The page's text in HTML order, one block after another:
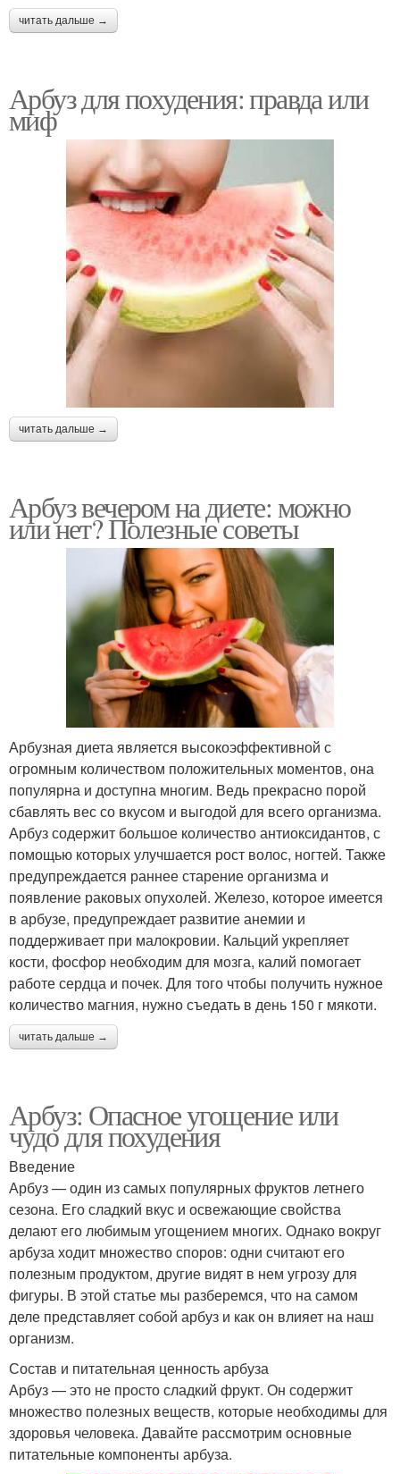
читать дальше →
Арбуз для похудения: правда или
миф
читать дальше →
Арбуз вечером на диете: можно
или нет? Полезные советы
Арбузная диета является высокоэффективной с
огромным количеством положительных моментов, она
популярна и доступна многим. Ведь прекрасно порой
сбавлять вес со вкусом и выгодой для всего организма.
Арбуз содержит большое количество антиоксидантов, с
помощью которых улучшается рост волос, ногтей. Также
предупреждается раннее старение организма и
появление раковых опухолей. Железо, которое имеется
в арбузе, предупреждает развитие анемии и
поддерживает при малокровии. Кальций укрепляет
кости, фосфор необходим для мозга, калий помогает
работе сердца и почек. Для того чтобы получить нужное
количество магния, нужно съедать в день 150 г мякоти.
читать дальше →
Арбуз: Опасное угощение или
чудо для похудения
Введение
Арбуз — один из самых популярных фруктов летнего
сезона. Его сладкий вкус и освежающие свойства
делают его любимым угощением многих. Однако вокруг
арбуза ходит множество споров: одни считают его
полезным продуктом, другие видят в нем угрозу для
фигуры. В этой статье мы разберемся, что на самом
деле представляет собой арбуз и как он влияет на наш
организм.
Состав и питательная ценность арбуза
Арбуз — это не просто сладкий фрукт. Он содержит
множество полезных веществ, которые необходимы для
здоровья человека. Давайте рассмотрим основные
питательные компоненты арбуза.